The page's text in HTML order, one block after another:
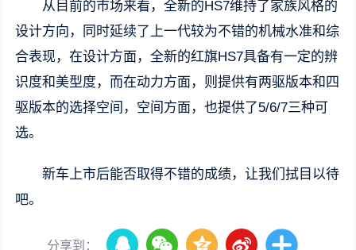
从目前的市场来看，全新的HS7维持了家族风格的
设计方向，同时延续了上一代较为不错的机械水准和综
合表现，在设计方面，全新的红旗HS7具备有一定的辨
识度和美型度，而在动力方面，则提供有两驱版本和四
驱版本的选择空间，空间方面，也提供了5/6/7三种可
选。
新车上市后能否取得不错的成绩，让我们拭目以待
吧。
分享到：